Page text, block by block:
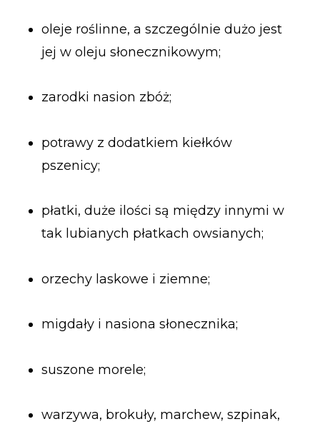
oleje roślinne, a szczególnie dużo jest
jej w oleju słonecznikowym;
zarodki nasion zbóż;
potrawy z dodatkiem kiełków
pszenicy;
płatki, duże ilości są między innymi w
tak lubianych płatkach owsianych;
orzechy laskowe i ziemne;
migdały i nasiona słonecznika;
suszone morele;
warzywa, brokuły, marchew, szpinak,